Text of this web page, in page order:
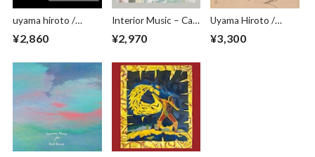
uyama hiroto /
¥2,860
Interior Music – Café
ACME Furniture /
¥2,970
Uyama Hiroto /
¥3,300